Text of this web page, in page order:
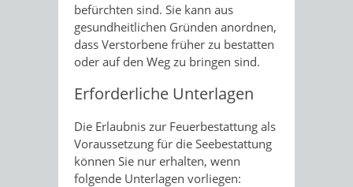
befürchten sind. Sie kann aus
gesundheitlichen Gründen anordnen,
dass Verstorbene früher zu bestatten
oder auf den Weg zu bringen sind.
Erforderliche Unterlagen
Die Erlaubnis zur Feuerbestattung als
Voraussetzung für die Seebestattung
können Sie nur erhalten, wenn
folgende Unterlagen vorliegen: